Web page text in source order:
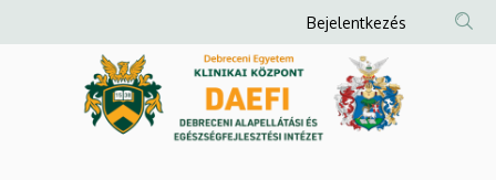
Debreceni
a
Anonim
Felhasználói
fiók
menüje
Bejelentkezés